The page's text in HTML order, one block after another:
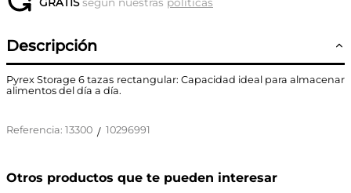
Descripción
Pyrex Storage 6 tazas rectangular: Capacidad ideal para almacenar
alimentos del día a día.
Referencia: 13300 / 10296991
Otros productos que te pueden interesar